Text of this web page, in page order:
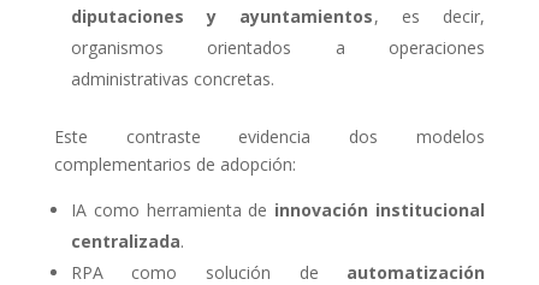
diputaciones y ayuntamientos, es decir,
organismos orientados a operaciones
administrativas concretas.
Este contraste evidencia dos modelos
complementarios de adopción:
IA como herramienta de innovación institucional
centralizada.
RPA como solución de automatización